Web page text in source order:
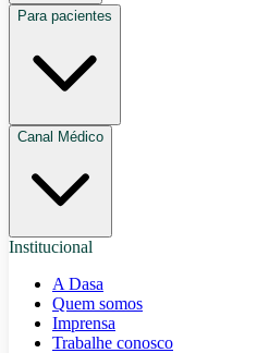
Para pacientes
Canal Médico
Institucional
A Dasa
Quem somos
Imprensa
Trabalhe conosco